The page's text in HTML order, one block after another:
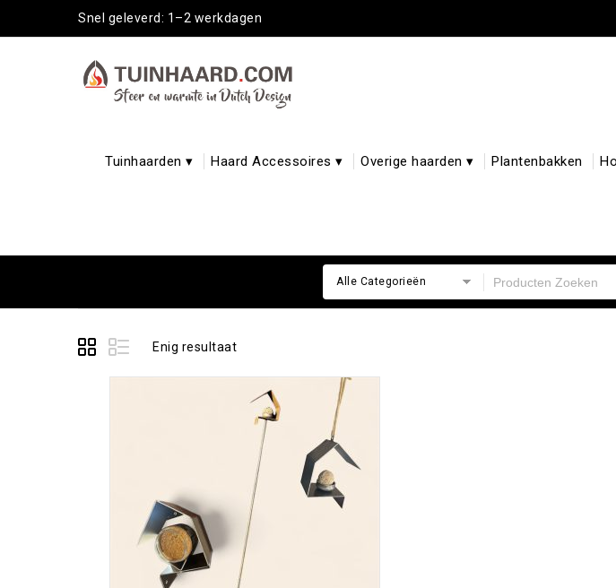
Snel geleverd: 1–2 werkdagen
Tuinhaarden ▾ Haard Accessoires ▾ Overige haarden ▾ Plantenbakken
Alle Categorieën
Enig resultaat